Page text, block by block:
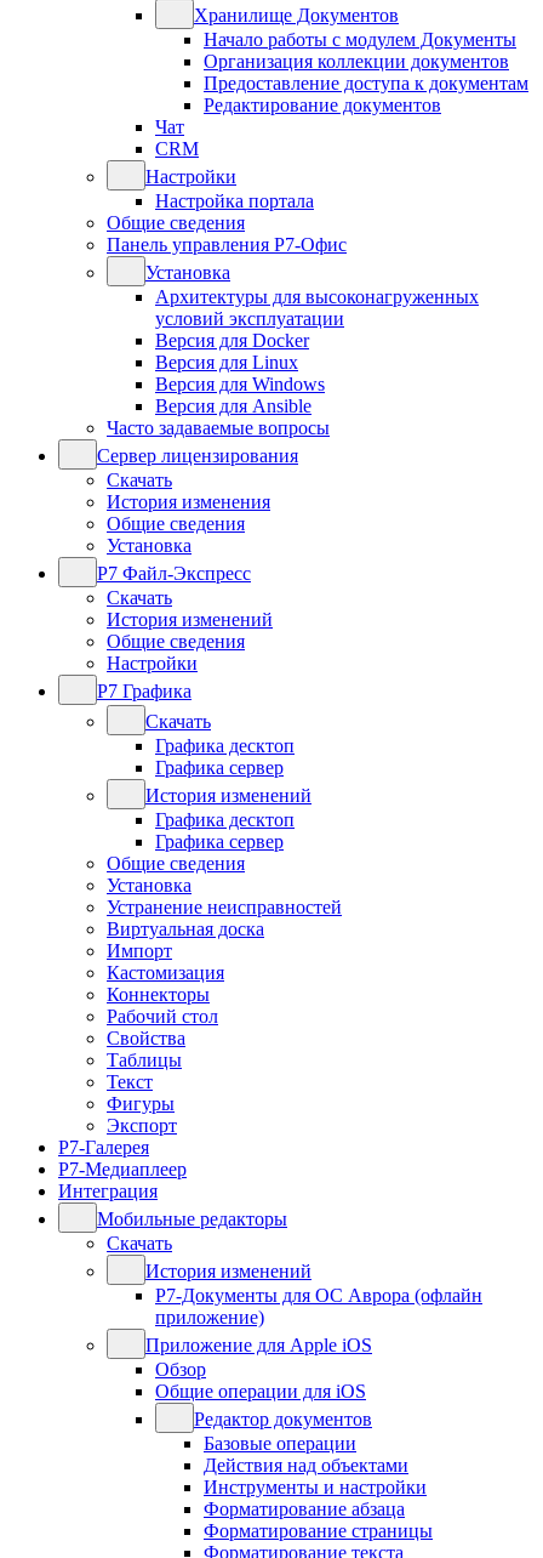
Хранилище Документов
Начало работы с модулем Документы
Организация коллекции документов
Предоставление доступа к документам
Редактирование документов
Чат
CRM
Настройки
Настройка портала
Общие сведения
Панель управления Р7-Офис
Установка
Архитектуры для высоконагруженных
условий эксплуатации
Версия для Docker
Версия для Linux
Версия для Windows
Версия для Ansible
Часто задаваемые вопросы
Сервер лицензирования
Скачать
История изменения
Общие сведения
Установка
Р7 Файл-Экспресс
Скачать
История изменений
Общие сведения
Настройки
Р7 Графика
Скачать
Графика десктоп
Графика сервер
История изменений
Графика десктоп
Графика сервер
Общие сведения
Установка
Устранение неисправностей
Виртуальная доска
Импорт
Кастомизация
Коннекторы
Рабочий стол
Свойства
Таблицы
Текст
Фигуры
Экспорт
Р7-Галерея
Р7-Медиаплеер
Интеграция
Мобильные редакторы
Скачать
История изменений
Р7-Документы для ОС Аврора (офлайн
приложение)
Приложение для Apple iOS
Обзор
Общие операции для iOS
Редактор документов
Базовые операции
Действия над объектами
Инструменты и настройки
Форматирование абзаца
Форматирование страницы
Форматирование текста